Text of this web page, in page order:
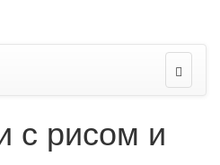
с рисом и